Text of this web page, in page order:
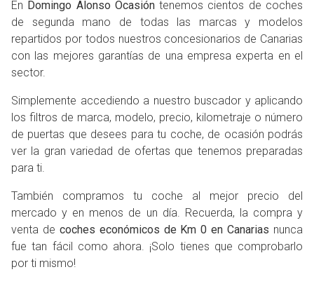
En Domingo Alonso Ocasióntenemos cientos de coches
de segunda mano de todas las marcas y modelos
repartidos por todos nuestros concesionarios de Canarias
con las mejores garantías de una empresa experta en el
sector.
Simplemente accediendo a nuestro buscador y aplicando
los filtros de marca, modelo, precio, kilometraje o número
de puertas que desees para tu coche, de ocasión podrás
ver la gran variedad de ofertas que tenemos preparadas
para ti.
También compramos tu coche al mejor precio del
mercado y en menos de un día. Recuerda, la compra y
venta de coches económicos de Km 0 en Canarias nunca
fue tan fácil como ahora. ¡Solo tienes que comprobarlo
por ti mismo!